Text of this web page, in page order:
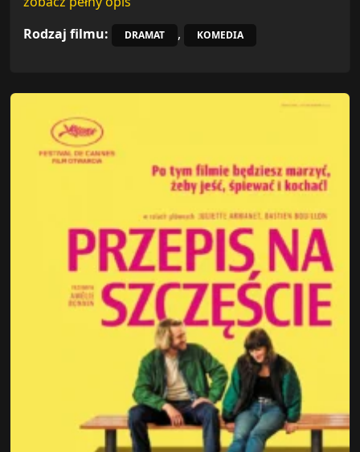
Rodzaj filmu:
DRAMAT , KOMEDIA